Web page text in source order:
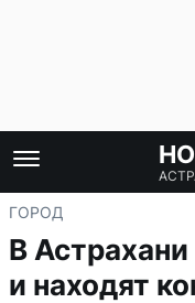
ГОРОД
В
и находят